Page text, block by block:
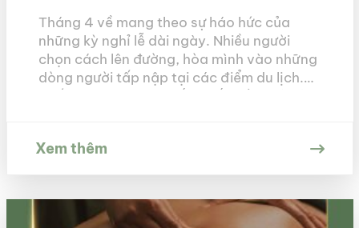
Tháng 4 về mang theo sự háo hức của
những kỳ nghỉ lễ dài ngày. Nhiều người
chọn cách lên đường, hòa mình vào những
dòng người tấp nập tại các điểm du lịch.
Xem thêm